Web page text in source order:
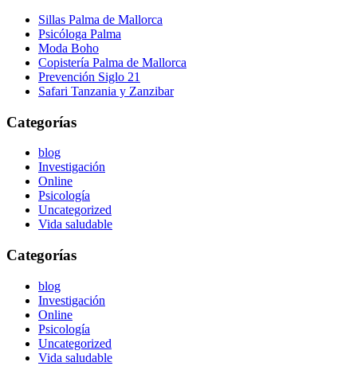
Sillas Palma de Mallorca
Psicóloga Palma
Moda Boho
Copistería Palma de Mallorca
Prevención Siglo 21
Safari Tanzania y Zanzibar
Categorías
blog
Investigación
Online
Psicología
Uncategorized
Vida saludable
Categorías
blog
Investigación
Online
Psicología
Uncategorized
Vida saludable